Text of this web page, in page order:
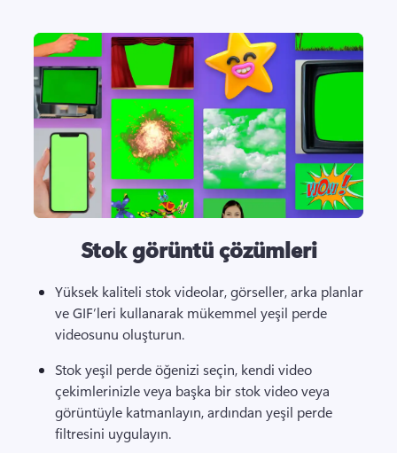
Stok görüntü çözümleri
Yüksek kaliteli stok videolar, görseller, arka planlar
ve GIF’leri kullanarak mükemmel yeşil perde
videosunu oluşturun.
Stok yeşil perde öğenizi seçin, kendi video
çekimlerinizle veya başka bir stok video veya
görüntüyle katmanlayın, ardından yeşil perde
filtresini uygulayın.